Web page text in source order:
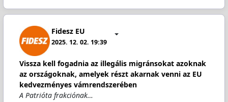
Fidesz EU
2025. 12. 02. 19:39
Vissza kell fogadnia az illegális migránsokat azoknak
az országoknak, amelyek részt akarnak venni az EU
kedvezményes vámrendszerében
A Patrióta frakciónak…